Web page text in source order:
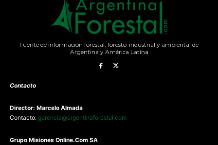
Fuente de información forestal, foresto-industrial y ambiental de
Argentina y América Latina
Contacto
Director: Marcelo Almada
Contacto: gerencia@argentinaforestal.com
Grupo Misiones Online.Com SA